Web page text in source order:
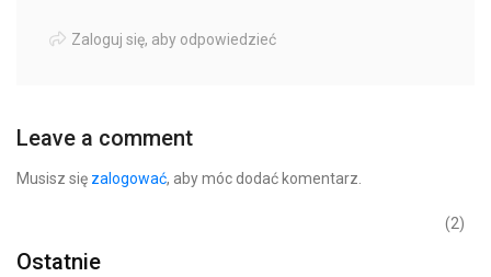
Zaloguj się, aby odpowiedzieć
Leave a comment
Musisz się zalogować, aby móc dodać komentarz.
Ostatnie
(2)